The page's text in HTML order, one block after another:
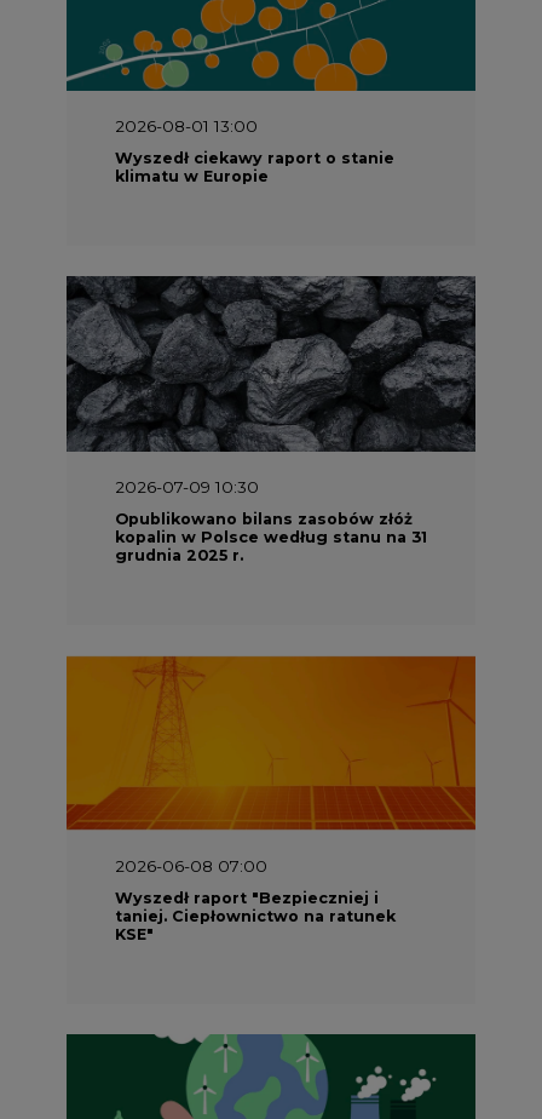
2026-08-01 13:00
Wyszedł ciekawy raport o stanie
2026-07-09 10:30
Opublikowano bilans zasobów złóż
grudnia 2025 r.
2026-06-08 07:00
Wyszedł raport "Bezpieczniej i
taniej. Ciepłownictwo na ratunek
KSE"